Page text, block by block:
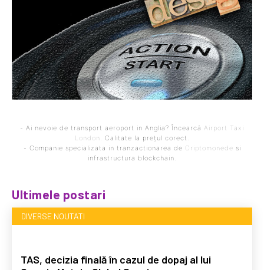
- Ai nevoie de transport aeroport in Anglia? Încearcă Airport Taxi
London
. Calitate la prețul corect.
- Companie specializata in tranzactionarea de Criptomonede si
infrastructura blockchain.
Ultimele postari
DIVERSE NOUTATI
TAS, decizia finală în cazul de dopaj al lui